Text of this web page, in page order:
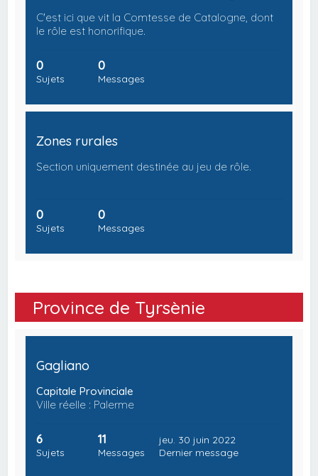
C'est ici que vit la Comtesse de Catalogne, dont
le rôle est honorifique.
0
Sujets
0
Messages
Zones rurales
Section uniquement destinée au jeu de rôle.
0
Sujets
0
Messages
Province de Tyrsènie
Gagliano
Capitale Provinciale
Ville réelle : Palerme
6
Sujets
11
Messages
jeu. 30 juin 2022
Dernier message